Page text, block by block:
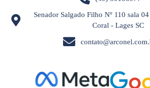
Senador Salgado Filho Nº 110 sala
Coral - Lages SC